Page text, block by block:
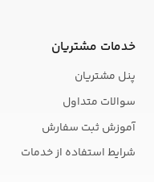
خدمات مشتریان
پنل مشتریان
سوالات متداول
آموزش ثبت سفارش
شرایط استفاده از خدمات